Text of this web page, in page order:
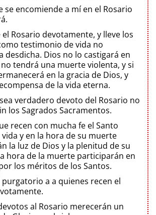
se encomiende a mí en el Rosario
el Rosario devotamente, y lleve los
testimonio de vida no
desdicha. Dios no lo castigará en
tendrá una muerte violenta, y si
en la gracia de Dios, y
de la vida eterna.
verdadero devoto del Rosario no
los Sagrados Sacramentos.
recen con mucha fe el Santo
vida y en la hora de su muerte
la luz de Dios y la plenitud de su
hora de la muerte participarán en
los méritos de los Santos.
a a quienes recen el
al Rosario merecerán un